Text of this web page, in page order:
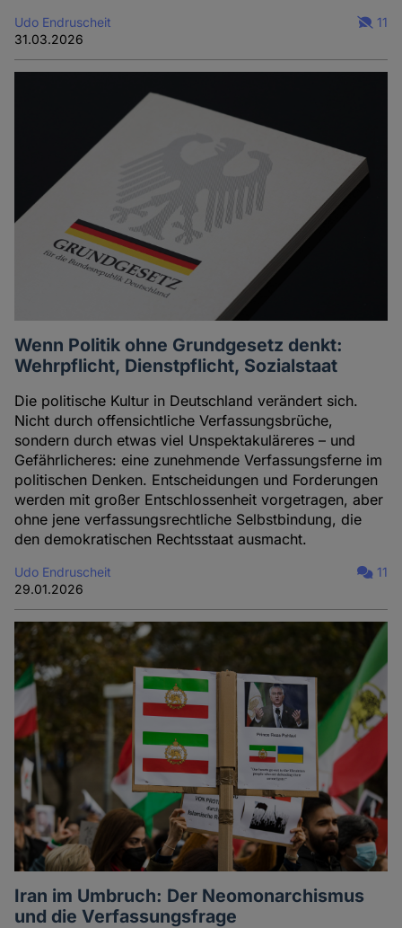
Udo Endruscheit
31.03.2026
11
Wenn Politik ohne Grundgesetz denkt:
Wehrpflicht, Dienstpflicht, Sozialstaat
Die politische Kultur in Deutschland verändert sich.
Nicht durch offensichtliche Verfassungsbrüche,
sondern durch etwas viel Unspektakuläreres – und
Gefährlicheres: eine zunehmende Verfassungsferne im
politischen Denken. Entscheidungen und Forderungen
werden mit großer Entschlossenheit vorgetragen, aber
ohne jene verfassungsrechtliche Selbstbindung, die
den demokratischen Rechtsstaat ausmacht.
Udo Endruscheit
29.01.2026
11
Iran im Umbruch: Der Neomonarchismus
und die Verfassungsfrage